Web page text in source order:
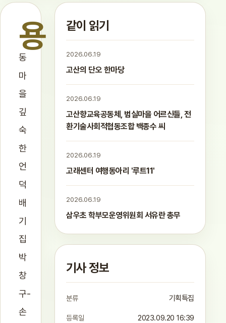
용
동
마
을
깊
숙
한
언
덕
배
기
집
박
창
구-
손
같이 읽기
2026.06.19
고산의 단오 한마당
2026.06.19
고산향교육공동체, 범실마을 어르신들, 전
환기술사회적협동조합 백종수 씨
2026.06.19
고래센터 여행동아리 '루트11'
2026.06.19
삼우초 학부모운영위원회 서유란 총무
기사 정보
분류 기획특집
등록일 2023.09.20 16:39